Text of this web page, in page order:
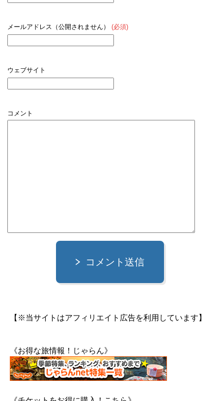
メールアドレス（公開されません） (必須)
ウェブサイト
コメント
コメント送信
【※当サイトはアフィリエイト広告を利用しています】
《お得な旅情報！じゃらん》